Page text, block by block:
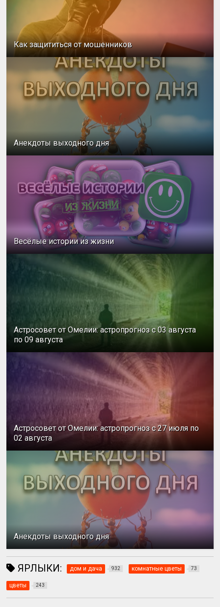
Как защититься от мошенников
Анекдоты выходного дня
Весёлые истории из жизни
Астросовет от Омелии: астропрогноз с 03 августа
по 09 августа
Астросовет от Омелии: астропрогноз с 27 июля по
02 августа
Анекдоты выходного дня
ЯРЛЫКИ: дом и дача 932 комнатные цветы 73
цветы 243